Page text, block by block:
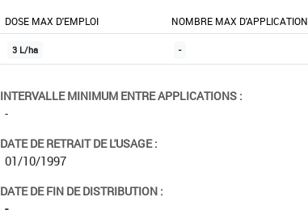
DOSE MAX D'EMPLOI NOMBRE MAX D'APPLICATION
3 L/ha -
INTERVALLE MINIMUM ENTRE APPLICATIONS :
-
DATE DE RETRAIT DE L'USAGE :
01/10/1997
DATE DE FIN DE DISTRIBUTION :
-